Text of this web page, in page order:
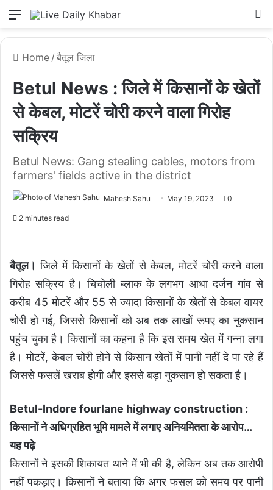
Menu
Home / बैतूल जिला
Betul News : जिले में किसानों के खेतों
से केबल, मोटरें चोरी करने वाला गिरोह
सक्रिय
Betul News: Gang stealing cables, motors from
farmers' fields active in the district
Mahesh Sahu May 19, 2023 0
2 minutes read
बैतूल। जिले में किसानों के खेतों से केबल, मोटरें चोरी करने वाला
गिरोह सक्रिय है। चिचोली ब्लाक के लगभग आधा दर्जन गांव से
करीब 45 मोटरें और 55 से ज्यादा किसानों के खेतों से केबल वायर
चोरी हो गई, जिससे किसानों को अब तक लाखों रूपए का नुकसान
पहुंच चुका है। किसानों का कहना है कि इस समय खेत में गन्ना लगा
है। मोटरें, केबल चोरी होने से किसान खेतों में पानी नहीं दे पा रहे हैं
जिससे फसलें खराब होगी और इससे बड़ा नुकसान हो सकता है।
Betul-Indore fourlane highway construction :
किसानों ने अधिग्रहित भूमि मामले में लगाए अनियमितता के आरोप…
यह पढ़े
किसानों ने इसकी शिकायत थाने में भी की है, लेकिन अब तक आरोपी
नहीं पकड़ाए। किसानों ने बताया कि अगर फसल को समय पर पानी